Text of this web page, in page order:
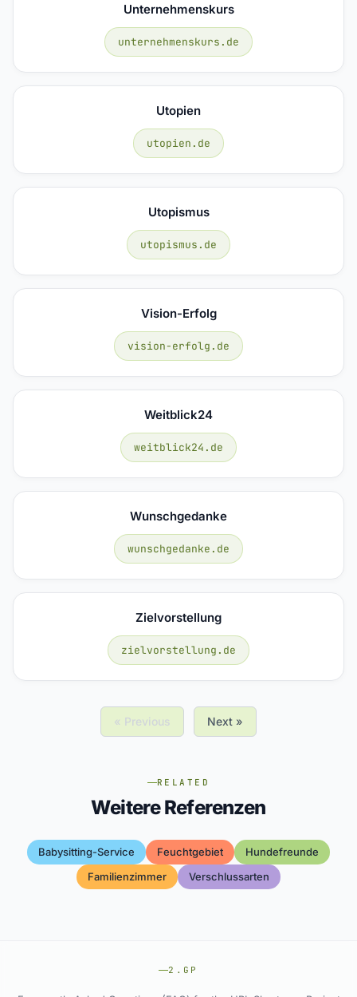
Unternehmenskurs
unternehmenskurs.de
Utopien
utopien.de
Utopismus
utopismus.de
Vision-Erfolg
vision-erfolg.de
Weitblick24
weitblick24.de
Wunschgedanke
wunschgedanke.de
Zielvorstellung
zielvorstellung.de
« Previous Next »
RELATED
Weitere Referenzen
Babysitting-Service Feuchtgebiet
Hundefreunde
Familienzimmer
Verschlussarten
2.GP